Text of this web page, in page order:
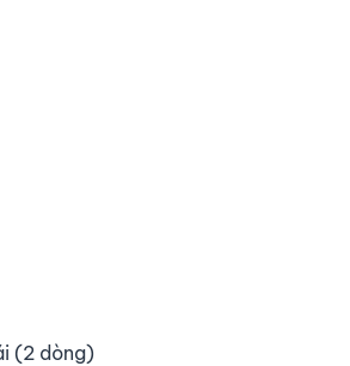
(2 dòng)